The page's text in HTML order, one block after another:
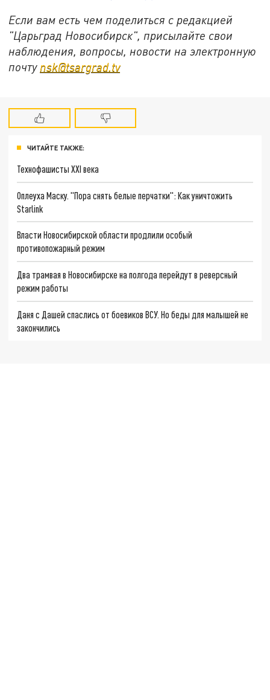
Если вам есть чем поделиться с редакцией
"Царьград Новосибирск", присылайте свои
наблюдения, вопросы, новости на электронную
почту nsk@tsargrad.tv
ЧИТАЙТЕ ТАКЖЕ:
Технофашисты XXI века
Оплеуха Маску. "Пора снять белые перчатки": Как уничтожить
Starlink
Власти Новосибирской области продлили особый
противопожарный режим
Два трамвая в Новосибирске на полгода перейдут в реверсный
режим работы
Даня с Дашей спаслись от боевиков ВСУ. Но беды для малышей не
закончились